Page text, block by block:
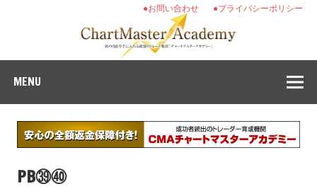
●プライバシーポリシー
●お問い合わせ
MENU
PB㊴㊵